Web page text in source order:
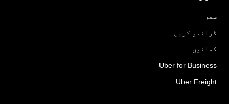
سفر
ڈرائیو کریں
کھائیں
Uber for Business
Uber Freight